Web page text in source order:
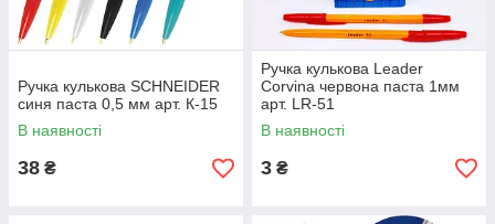
Ручка кулькова SCHNEIDER
синя паста 0,5 мм арт. К-15
В наявності
38 ₴
Ручка кулькова Leader
Corvina червона паста 1мм
арт. LR-51
В наявності
3 ₴